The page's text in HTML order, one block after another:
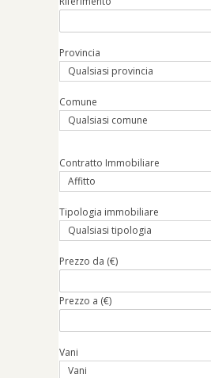
Provincia
Qualsiasi provincia
Comune
Qualsiasi comune
Contratto Immobiliare
Affitto
Tipologia immobiliare
Qualsiasi tipologia
Prezzo da (€)
Prezzo a (€)
Vani
Vani